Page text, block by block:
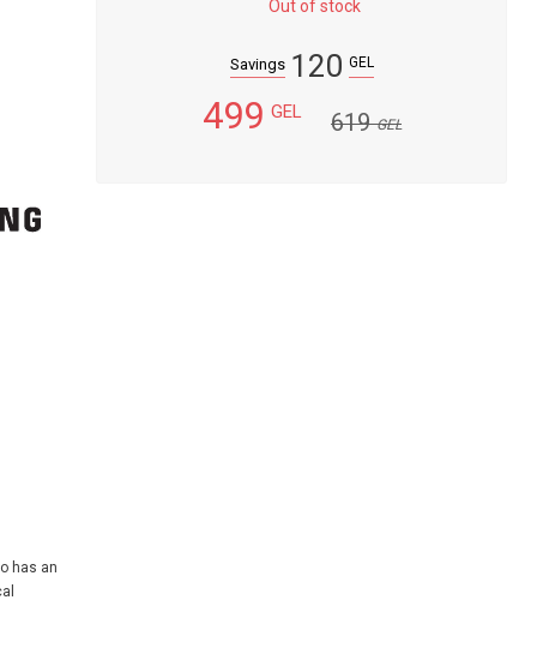
Out of stock
Savings 120 GEL
499 GEL 619GEL
has an